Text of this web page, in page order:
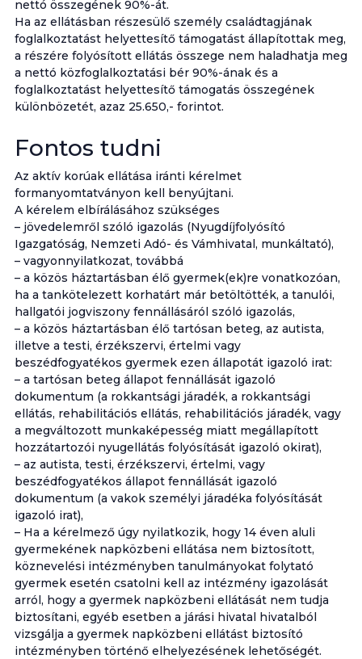
nettó összegének 90%-át.
Ha az ellátásban részesülő személy családtagjának
foglalkoztatást helyettesítő támogatást állapítottak meg,
a részére folyósított ellátás összege nem haladhatja meg
a nettó közfoglalkoztatási bér 90%-ának és a
foglalkoztatást helyettesítő támogatás összegének
különbözetét, azaz 25.650,- forintot.
Fontos tudni
Az aktív korúak ellátása iránti kérelmet
formanyomtatványon kell benyújtani.
A kérelem elbírálásához szükséges
– jövedelemről szóló igazolás (Nyugdíjfolyósító
Igazgatóság, Nemzeti Adó- és Vámhivatal, munkáltató),
– vagyonnyilatkozat, továbbá
– a közös háztartásban élő gyermek(ek)re vonatkozóan,
ha a tankötelezett korhatárt már betöltötték, a tanulói,
hallgatói jogviszony fennállásáról szóló igazolás,
– a közös háztartásban élő tartósan beteg, az autista,
illetve a testi, érzékszervi, értelmi vagy
beszédfogyatékos gyermek ezen állapotát igazoló irat:
– a tartósan beteg állapot fennállását igazoló
dokumentum (a rokkantsági járadék, a rokkantsági
ellátás, rehabilitációs ellátás, rehabilitációs járadék, vagy
a megváltozott munkaképesség miatt megállapított
hozzátartozói nyugellátás folyósítását igazoló okirat),
– az autista, testi, érzékszervi, értelmi, vagy
beszédfogyatékos állapot fennállását igazoló
dokumentum (a vakok személyi járadéka folyósítását
igazoló irat),
– Ha a kérelmező úgy nyilatkozik, hogy 14 éven aluli
gyermekének napközbeni ellátása nem biztosított,
köznevelési intézményben tanulmányokat folytató
gyermek esetén csatolni kell az intézmény igazolását
arról, hogy a gyermek napközbeni ellátását nem tudja
biztosítani, egyéb esetben a járási hivatal hivatalból
vizsgálja a gyermek napközbeni ellátást biztosító
intézményben történő elhelyezésének lehetőségét.